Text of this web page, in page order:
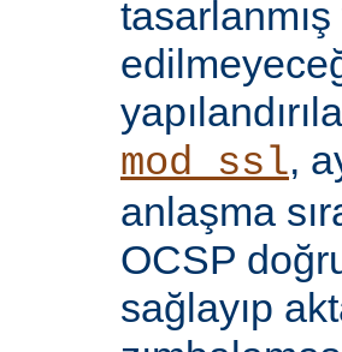
tasarlanmış
mod_ssl,
anlaşma
OCSP
sağlayıp